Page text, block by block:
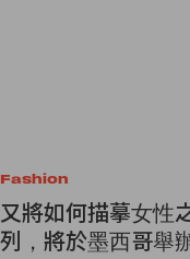
Fashion
又將如何描摹女性
列，將於墨西哥舉